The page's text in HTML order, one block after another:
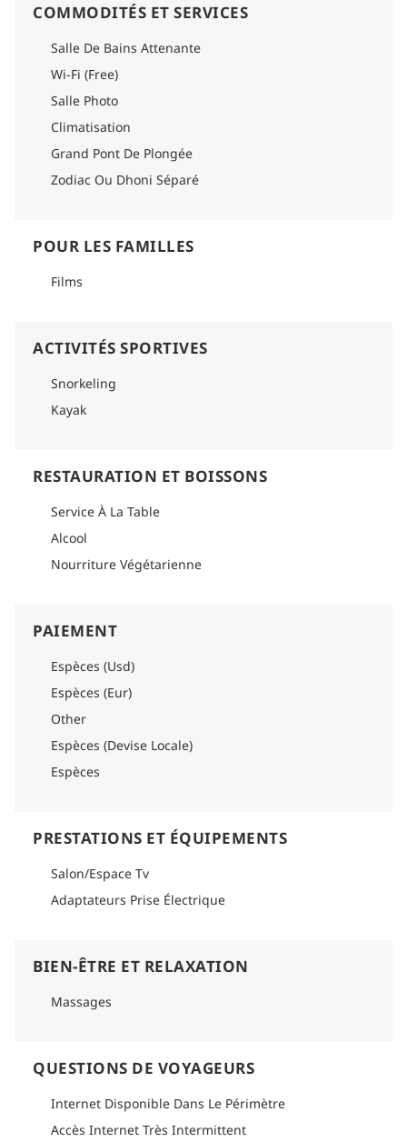
COMMODITÉS ET SERVICES
Salle De Bains Attenante
Wi-Fi (Free)
Salle Photo
Climatisation
Grand Pont De Plongée
Zodiac Ou Dhoni Séparé
POUR LES FAMILLES
Films
ACTIVITÉS SPORTIVES
Snorkeling
Kayak
RESTAURATION ET BOISSONS
Service À La Table
Alcool
Nourriture Végétarienne
PAIEMENT
Espèces (Usd)
Espèces (Eur)
Other
Espèces (Devise Locale)
Espèces
PRESTATIONS ET ÉQUIPEMENTS
Salon/Espace Tv
Adaptateurs Prise Électrique
BIEN-ÊTRE ET RELAXATION
Massages
QUESTIONS DE VOYAGEURS
Internet Disponible Dans Le Périmètre
Accès Internet Très Intermittent